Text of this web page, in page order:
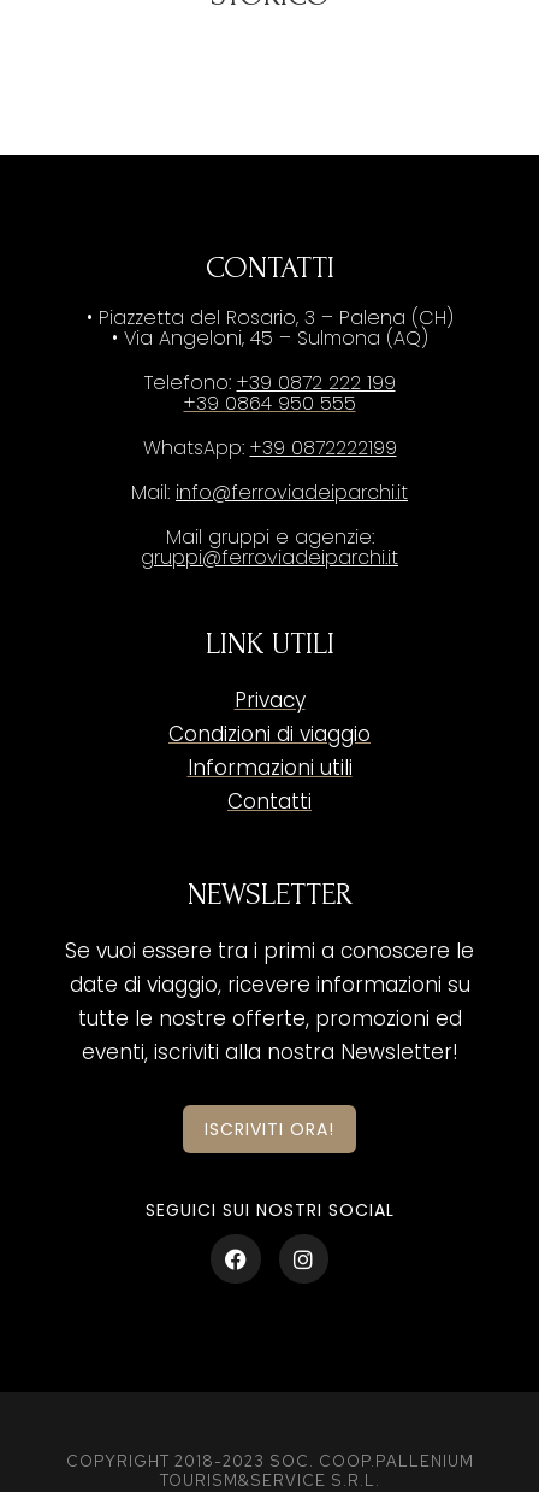
CONTATTI
• Piazzetta del Rosario, 3 – Palena (CH)
• Via Angeloni, 45 – Sulmona (AQ)
Telefono: +39 0872 222 199
+39 0864 950 555
WhatsApp: +39 0872222199
Mail: info@ferroviadeiparchi.it
Mail gruppi e agenzie:
gruppi@ferroviadeiparchi.it
LINK UTILI
Privacy
Condizioni di viaggio
Informazioni utili
Contatti
NEWSLETTER
Se vuoi essere tra i primi a conoscere le
date di viaggio, ricevere informazioni su
tutte le nostre offerte, promozioni ed
eventi, iscriviti alla nostra Newsletter!
ISCRIVITI ORA!
SEGUICI SUI NOSTRI SOCIAL
COPYRIGHT 2018-2023 SOC. COOP.PALLENIUM
TOURISM&SERVICE S.R.L.